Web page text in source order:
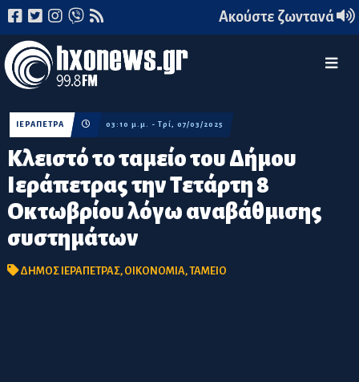
Ακούστε ζωντανά
Κλειστό το ταμείο του Δήμου
Ιεράπετρας την Τετάρτη 8
Οκτωβρίου λόγω αναβάθμισης
συστημάτων
ΙΕΡΑΠΕΤΡΑ 03:10 μ.μ. - Τρί, 07/03/2025
ΔΗΜΟΣ ΙΕΡΑΠΕΤΡΑΣ, ΟΙΚΟΝΟΜΙΑ,ΤΑΜΕΙΟ